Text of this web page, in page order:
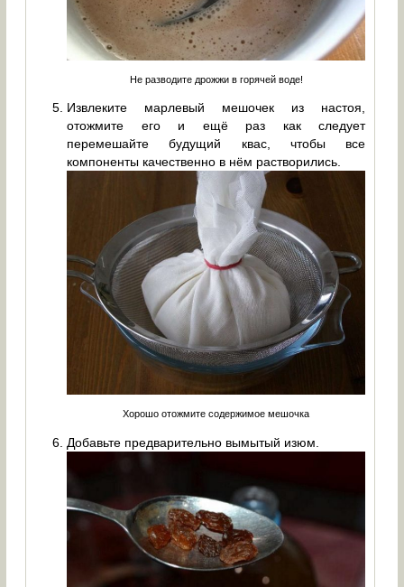
Не разводите дрожжи в горячей воде!
Извлеките марлевый мешочек из настоя,
отожмите его и ещё раз как следует
перемешайте будущий квас, чтобы все
компоненты качественно в нём растворились.
Хорошо отожмите содержимое мешочка
Добавьте предварительно вымытый изюм.